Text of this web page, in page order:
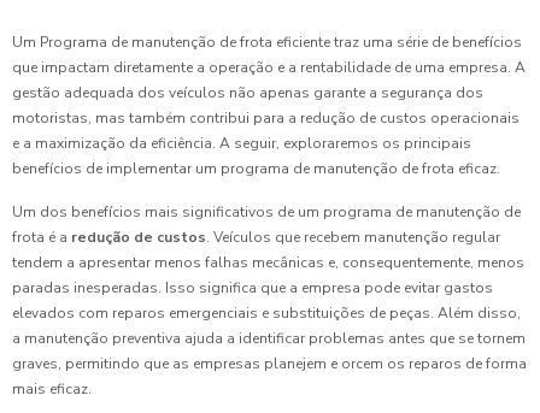
Um Programa de manutenção de frota eficiente traz uma série de benefícios
que impactam diretamente a operação e a rentabilidade de uma empresa. A
gestão adequada dos veículos não apenas garante a segurança dos
motoristas, mas também contribui para a redução de custos operacionais
e a maximização da eficiência. A seguir, exploraremos os principais
benefícios de implementar um programa de manutenção de frota eficaz.
Um dos benefícios mais significativos de um programa de manutenção de
frota é a redução de custos. Veículos que recebem manutenção regular
tendem a apresentar menos falhas mecânicas e, consequentemente, menos
paradas inesperadas. Isso significa que a empresa pode evitar gastos
elevados com reparos emergenciais e substituições de peças. Além disso,
a manutenção preventiva ajuda a identificar problemas antes que se tornem
graves, permitindo que as empresas planejem e orcem os reparos de forma
mais eficaz.